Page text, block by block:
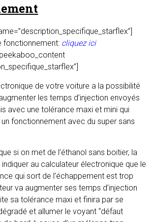
fonctionnement: cliquez ici
de votre voiture a la possibilité
les temps d’injection envoyés
avec une tolérance maxi et mini qui
fonctionnement avec du super sans
si on met de l’éthanol sans boitier, la
au calculateur électronique que le
qui sort de l’échappement est trop
va augmenter ses temps d’injection
sa tolérance maxi et finira par se
et allumer le voyant “défaut